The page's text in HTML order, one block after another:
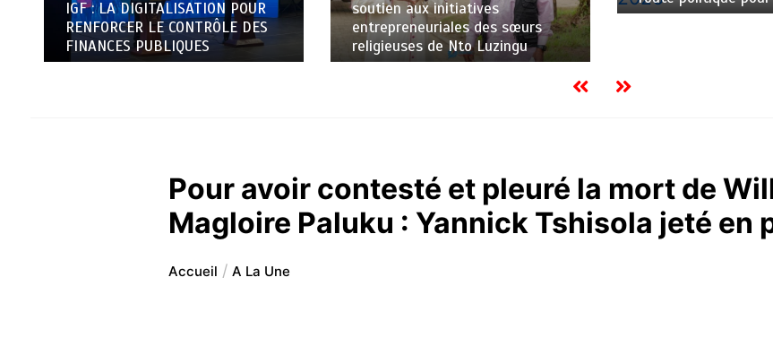
IGF : LA DIGITALISATION POUR
RENFORCER LE CONTRÔLE DES
FINANCES PUBLIQUES
soutien aux initiatives
entrepreneuriales des sœurs
religieuses de Nto Luzingu
Pour avoir contesté et pleuré la mort de
Magloire Paluku : Yannick Tshisola jeté en
Accueil A La Une